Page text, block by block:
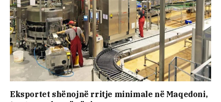
Eksportet shënojnë rritje minimale në Maqedoni,